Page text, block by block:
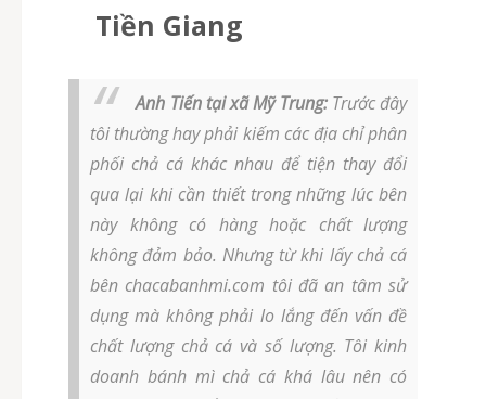
Tiền Giang
Anh Tiến tại xã Mỹ Trung:Trước đây
tôi thường hay phải kiếm các địa chỉ phân
phối chả cá khác nhau để tiện thay đổi
qua lại khi cần thiết trong những lúc bên
này không có hàng hoặc chất lượng
không đảm bảo. Nhưng từ khi lấy chả cá
bên chacabanhmi.com tôi đã an tâm sử
dụng mà không phải lo lắng đến vấn đề
chất lượng chả cá và số lượng. Tôi kinh
doanh bánh mì chả cá khá lâu nên có